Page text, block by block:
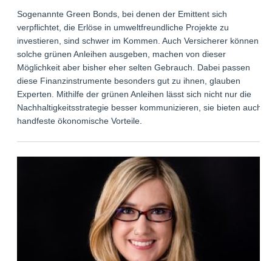
Sogenannte Green Bonds, bei denen der Emittent sich
verpflichtet, die Erlöse in umweltfreundliche Projekte zu
investieren, sind schwer im Kommen. Auch Versicherer können
solche grünen Anleihen ausgeben, machen von dieser
Möglichkeit aber bisher eher selten Gebrauch. Dabei passen
diese Finanzinstrumente besonders gut zu ihnen, glauben
Experten. Mithilfe der grünen Anleihen lässt sich nicht nur die
Nachhaltigkeitsstrategie besser kommunizieren, sie bieten auch
handfeste ökonomische Vorteile.